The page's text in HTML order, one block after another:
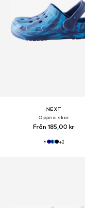
NEXT
Öppna skor
Från 185,00 kr
+2